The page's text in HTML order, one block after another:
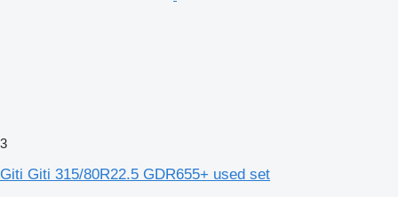
3
Giti Giti 315/80R22.5 GDR655+ used set